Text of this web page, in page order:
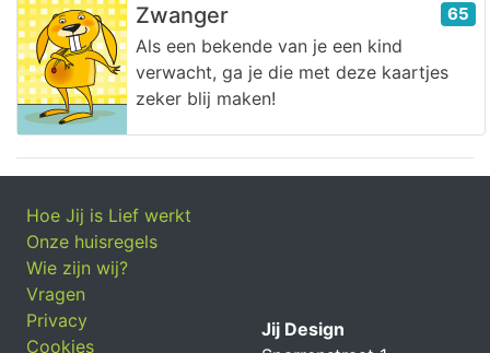
Zwanger 65
Als een bekende van je een kind
verwacht, ga je die met deze kaartjes
zeker blij maken!
Hoe Jij is Lief werkt
Onze huisregels
Wie zijn wij?
Vragen
Privacy
Cookies
Jij Design